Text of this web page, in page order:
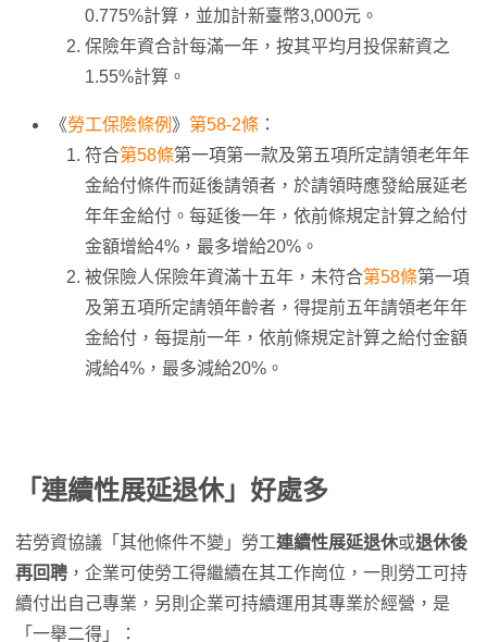
0.775%計算，並加計新臺幣3,000元。
保險年資合計每滿一年，按其平均月投保薪資之
1.55%計算。
《勞工保險條例 》 第58-2條 ：
符合第58條第一項第一款及第五項所定請領老年年
金給付條件而延後請領者，於請領時應發給展延老
年年金給付。每延後一年，依前條規定計算之給付
金額增給4%，最多增給20%。
被保險人保險年資滿十五年，未符合第58條第一項
及第五項所定請領年齡者，得提前五年請領老年年
金給付，每提前一年，依前條規定計算之給付金額
減給4%，最多減給20%。
「連續性展延退休」好處多
若勞資協議「其他條件不變」勞工連續性展延退休或退休後
再回聘 ，企業可使勞工得繼續在其工作崗位，一則勞工可持
續付出自己專業，另則企業可持續運用其專業於經營，是
「一舉二得」：